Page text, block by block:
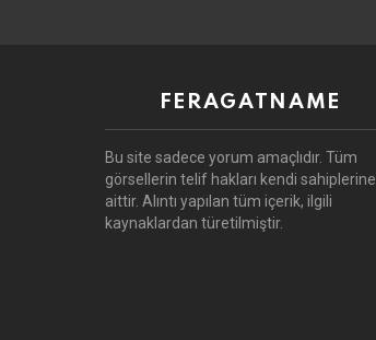
FERAGATNAME
Bu site sadece yorum amaçlıdır. Tüm
görsellerin telif hakları kendi sahiplerine
aittir. Alıntı yapılan tüm içerik, ilgili
kaynaklardan türetilmiştir.